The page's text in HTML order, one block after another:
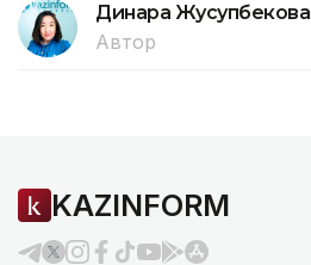
Динара Жусупбекова
Автор
KAZINFORM